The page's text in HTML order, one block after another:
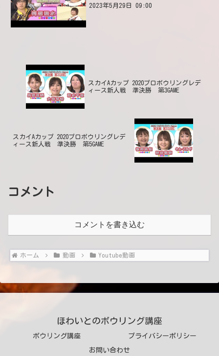
2023年5月29日 09:00
スカイAカップ 2020プロボウリングレデ
ィース新人戦 準決勝 第3GAME
スカイAカップ 2020プロボウリングレデ
ィース新人戦 準決勝 第5GAME
コメント
コメントを書き込む
ホーム 動画 Youtube動画
ほわいとのボウリング講座
ボウリング講座 プライバシーポリシー
お問い合わせ